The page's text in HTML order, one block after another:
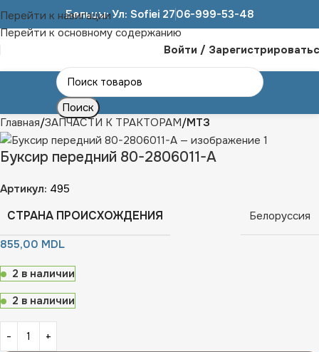
Перейти к навигации
Перейти к основному содержанию
Бельцы: Ул: Sofiei 2706-999-53-48
Войти /
Поиск
Главная ЗАПЧАСТИ К ТРАКТОРАМ МТЗ
Буксир передний 80-2806011-А
Артикул: 495
СТРАНА ПРОИСХОЖДЕНИЯ
Белоруссия
855,00 MDL
2 в наличии
2 в наличии